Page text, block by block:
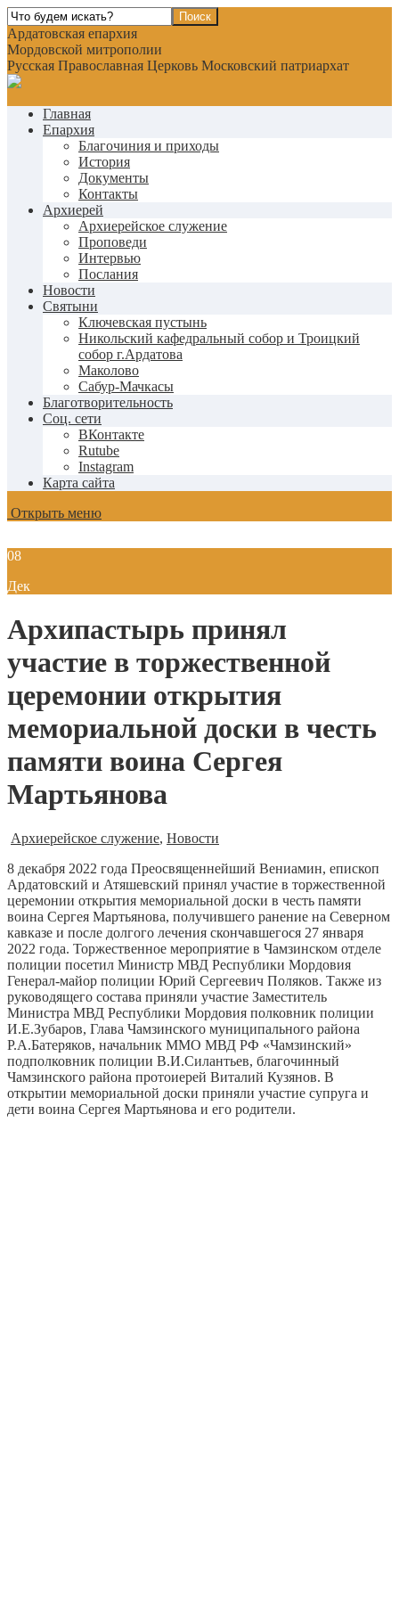
Ардатовская епархия
Мордовской митрополии
Русская Православная Церковь Московский патриархат
Главная
Епархия
Благочиния и приходы
История
Документы
Контакты
Архиерей
Архиерейское служение
Проповеди
Интервью
Послания
Новости
Святыни
Ключевская пустынь
Никольский кафедральный собор и Троицкий
собор г.Ардатова
Маколово
Сабур-Мачкасы
Благотворительность
Соц. сети
ВКонтакте
Rutube
Instagram
Карта сайта
Открыть меню
08
Дек
Архипастырь принял
участие в торжественной
церемонии открытия
мемориальной доски в честь
памяти воина Сергея
Мартьянова
Архиерейское служение, Новости
8 декабря 2022 года Преосвященнейший Вениамин, епископ
Ардатовский и Атяшевский принял участие в торжественной
церемонии открытия мемориальной доски в честь памяти
воина Сергея Мартьянова, получившего ранение на Северном
кавказе и после долгого лечения скончавшегося 27 января
2022 года. Торжественное мероприятие в Чамзинском отделе
полиции посетил Министр МВД Республики Мордовия
Генерал-майор полиции Юрий Сергеевич Поляков. Также из
руководящего состава приняли участие Заместитель
Министра МВД Республики Мордовия полковник полиции
И.Е.Зубаров, Глава Чамзинского муниципального района
Р.А.Батеряков, начальник ММО МВД РФ «Чамзинский»
подполковник полиции В.И.Силантьев, благочинный
Чамзинского района протоиерей Виталий Кузянов. В
открытии мемориальной доски приняли участие супруга и
дети воина Сергея Мартьянова и его родители.